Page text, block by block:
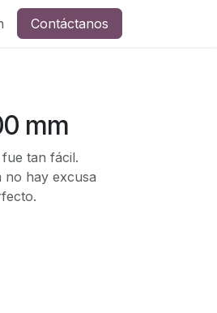
Contáctanos
mm
tan fácil.
no hay excusa